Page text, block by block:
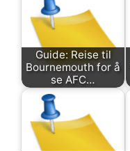
Guide: Reise til
Bournemouth for å
se AFC…